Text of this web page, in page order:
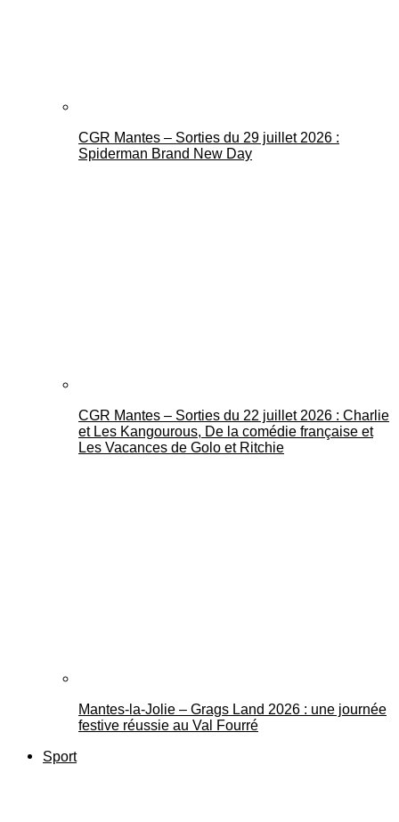
CGR Mantes – Sorties du 29 juillet 2026 :
Spiderman Brand New Day
CGR Mantes – Sorties du 22 juillet 2026 : Charlie
et Les Kangourous, De la comédie française et
Les Vacances de Golo et Ritchie
Mantes-la-Jolie – Grags Land 2026 : une journée
festive réussie au Val Fourré
Sport